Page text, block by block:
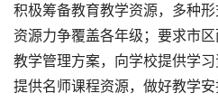
积极筹备教育教学资源，多种
资源力争覆盖各年级；要求市
教学管理方案，向学校提供学习
提供名师课程资源，做好教学安